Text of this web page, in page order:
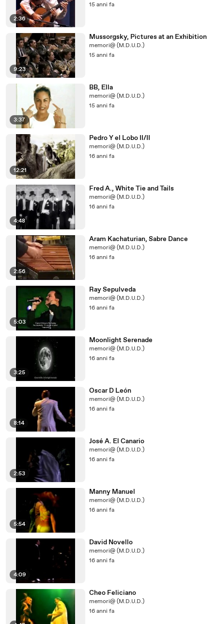
2:36
15 anni fa
9:23
Mussorgsky, Pictures at an Exhibition
memori@ (M.D.U.D.)
15 anni fa
3:37
BB, Ella
memori@ (M.D.U.D.)
15 anni fa
12:21
Pedro Y el Lobo II/II
memori@ (M.D.U.D.)
16 anni fa
4:48
Fred A., White Tie and Tails
memori@ (M.D.U.D.)
16 anni fa
2:56
Aram Kachaturian, Sabre Dance
memori@ (M.D.U.D.)
16 anni fa
5:03
Ray Sepulveda
memori@ (M.D.U.D.)
16 anni fa
3:25
Moonlight Serenade
memori@ (M.D.U.D.)
16 anni fa
8:14
Oscar D León
memori@ (M.D.U.D.)
16 anni fa
2:53
José A. El Canario
memori@ (M.D.U.D.)
16 anni fa
5:54
Manny Manuel
memori@ (M.D.U.D.)
16 anni fa
4:09
David Novello
memori@ (M.D.U.D.)
16 anni fa
Cheo Feliciano
memori@ (M.D.U.D.)
16 anni fa